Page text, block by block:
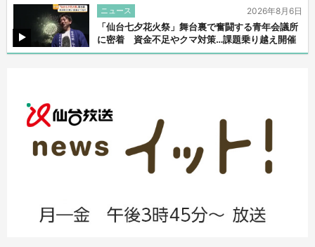
ニュース
「仙台七夕花火祭」舞台裏で奮闘する青年会議所
に密着 資金不足やクマ対策…課題乗り越え開催
2026年8月6日